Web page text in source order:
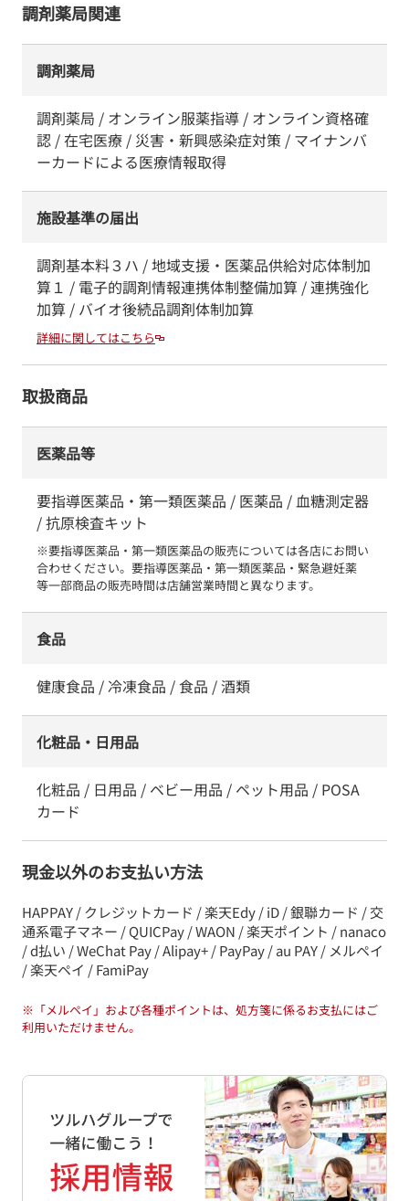
調剤薬局関連
調剤薬局
調剤薬局 / オンライン服薬指導 / オンライン資格確
認 / 在宅医療 / 災害・新興感染症対策 / マイナンバ
ーカードによる医療情報取得
施設基準の届出
調剤基本料３ハ / 地域支援・医薬品供給対応体制加
算１ / 電子的調剤情報連携体制整備加算 / 連携強化
加算 / バイオ後続品調剤体制加算
詳細に関してはこちら
取扱商品
医薬品等
要指導医薬品・第一類医薬品 / 医薬品 / 血糖測定器
/ 抗原検査キット
※要指導医薬品・第一類医薬品の販売については各店にお問い
合わせください。要指導医薬品・第一類医薬品・緊急避妊薬
等一部商品の販売時間は店舗営業時間と異なります。
食品
健康食品 / 冷凍食品 / 食品 / 酒類
化粧品・日用品
化粧品 / 日用品 / ベビー用品 / ペット用品 / POSA
カード
現金以外のお支払い方法
HAPPAY / クレジットカード / 楽天Edy / iD / 銀聯カード / 交
通系電子マネー / QUICPay / WAON / 楽天ポイント / nanaco
/ d払い / WeChat Pay / Alipay+ / PayPay / au PAY / メルペイ
/ 楽天ペイ / FamiPay
※ 「メルペイ」および各種ポイントは、処方箋に係るお支払にはご
利用いただけません。